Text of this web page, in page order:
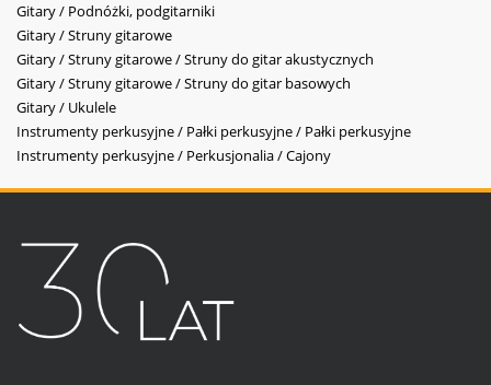
Gitary / Podnóżki, podgitarniki
Gitary / Struny gitarowe
Gitary / Struny gitarowe / Struny do gitar akustycznych
Gitary / Struny gitarowe / Struny do gitar basowych
Gitary / Ukulele
Instrumenty perkusyjne / Pałki perkusyjne / Pałki perkusyjne
Instrumenty perkusyjne / Perkusjonalia / Cajony